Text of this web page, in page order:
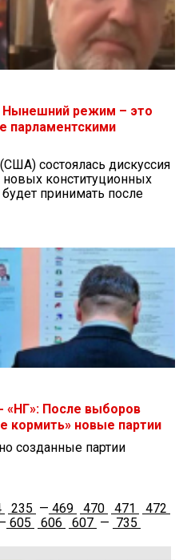
Нынешний режим – это
парламентскими
состоялась дискуссия
новых конституционных
принимать после
«НГ»: После выборов
кормить» новые партии
созданные партии
235 — 469 470 471
472
605 606 607 — 735